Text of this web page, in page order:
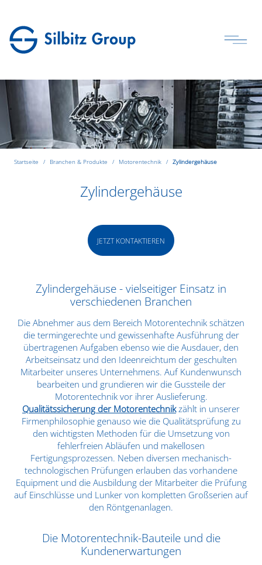
Startseite Branchen & Produkte Motorentechnik Zylindergehäuse
Zylindergehäuse
JETZT KONTAKTIEREN
Zylindergehäuse - vielseitiger Einsatz in
verschiedenen Branchen
Die Abnehmer aus dem Bereich Motorentechnik schätzen
die termingerechte und gewissenhafte Ausführung der
übertragenen Aufgaben ebenso wie die Ausdauer, den
Arbeitseinsatz und den Ideenreichtum der geschulten
Mitarbeiter unseres Unternehmens. Auf Kundenwunsch
bearbeiten und grundieren wir die Gussteile der
Motorentechnik vor ihrer Auslieferung.
Qualitätssicherung der Motorentechnikzählt in unserer
Firmenphilosophie genauso wie die Qualitätsprüfung zu
den wichtigsten Methoden für die Umsetzung von
fehlerfreien Abläufen und makellosen
Fertigungsprozessen. Neben diversen mechanisch-
technologischen Prüfungen erlauben das vorhandene
Equipment und die Ausbildung der Mitarbeiter die Prüfung
auf Einschlüsse und Lunker von kompletten Großserien auf
den Röntgenanlagen.
Die Motorentechnik-Bauteile und die
Kundenerwartungen